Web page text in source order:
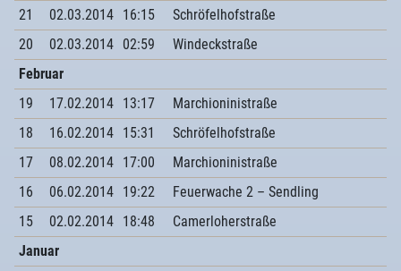
21
02.03.2014 16:15
Schröfelhofstraße
20
02.03.2014 02:59
Windeckstraße
Februar
19
17.02.2014 13:17
Marchioninistraße
18
16.02.2014 15:31
Schröfelhofstraße
17
08.02.2014 17:00
Marchioninistraße
16
06.02.2014 19:22
Feuerwache 2 – Sendling
15
02.02.2014 18:48
Camerloherstraße
Januar